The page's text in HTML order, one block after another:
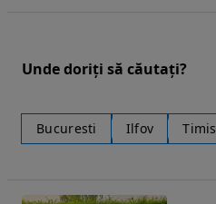
Unde doriți să căutați?
Bucuresti Ilfov Timis